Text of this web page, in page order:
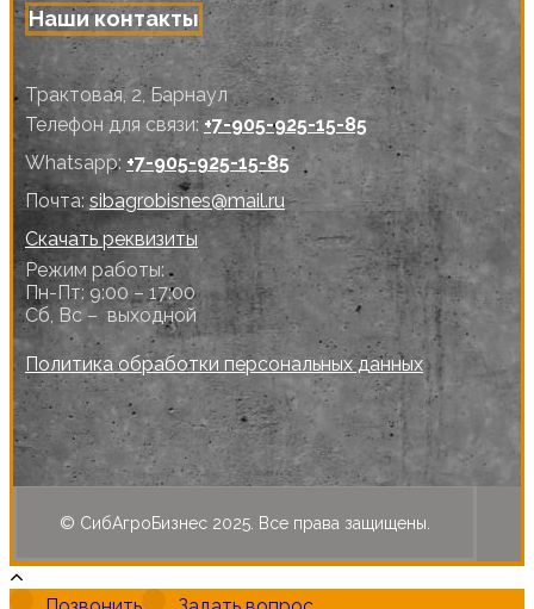
Наши контакты
Трактовая, 2, Барнаул
Телефон для связи: +7-905-925-15-85
Whatsapp: +7-905-925-15-85
Почта: sibagrobisnes@mail.ru
Скачать реквизиты
Режим работы:
Пн-Пт: 9:00 – 17:00
Сб, Вс – выходной
Политика обработки персональных данных
© СибАгроБизнес 2025. Все права защищены.